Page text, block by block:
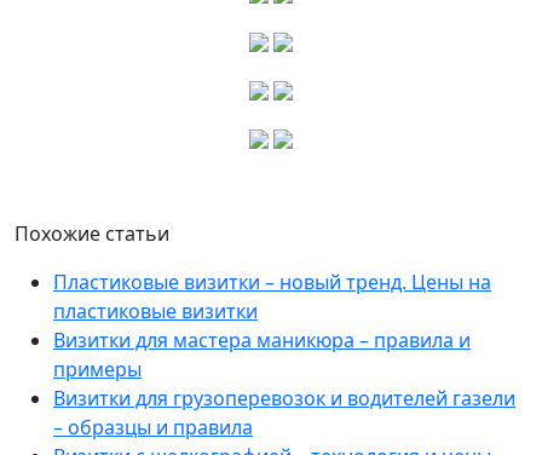
Похожие статьи
Пластиковые визитки – новый тренд. Цены на
пластиковые визитки
Визитки для мастера маникюра – правила и
примеры
Визитки для грузоперевозок и водителей газели
– образцы и правила